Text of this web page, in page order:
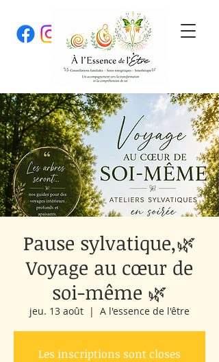
Pause sylvatique,🌿
Voyage au cœur de
soi-même 🌿
jeu. 13 août
  |
A l'essence de l'être
Les inscriptions sont closes